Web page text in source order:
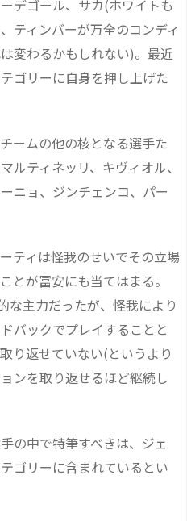
デゴール、サカ(ホワイトも
ティンバーが万全のコンディ
変わるかもしれない)。最近
ゴリーに自身を押し上げた
ームの他の核となる選手た
ルティネッリ、キヴィオル、
ニョ、ジンチェンコ、パー
ティは怪我のせいでその立場
とが冨安にも当てはまる。
な主力だったが、怪我により
バックでプレイすることと
り返せていない(というより
ンを取り返せるほど継続し
の中で特筆すべきは、ジェ
ゴリーに含まれているとい